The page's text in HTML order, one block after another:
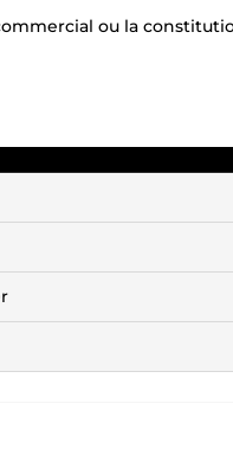
ou la